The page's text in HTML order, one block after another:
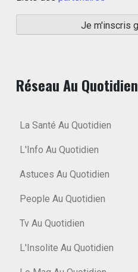
Réseau Au Quotidien
La Santé Au Quotidien
L'Info Au Quotidien
Astuces Au Quotidien
People Au Quotidien
Tv Au Quotidien
L'Insolite Au Quotidien